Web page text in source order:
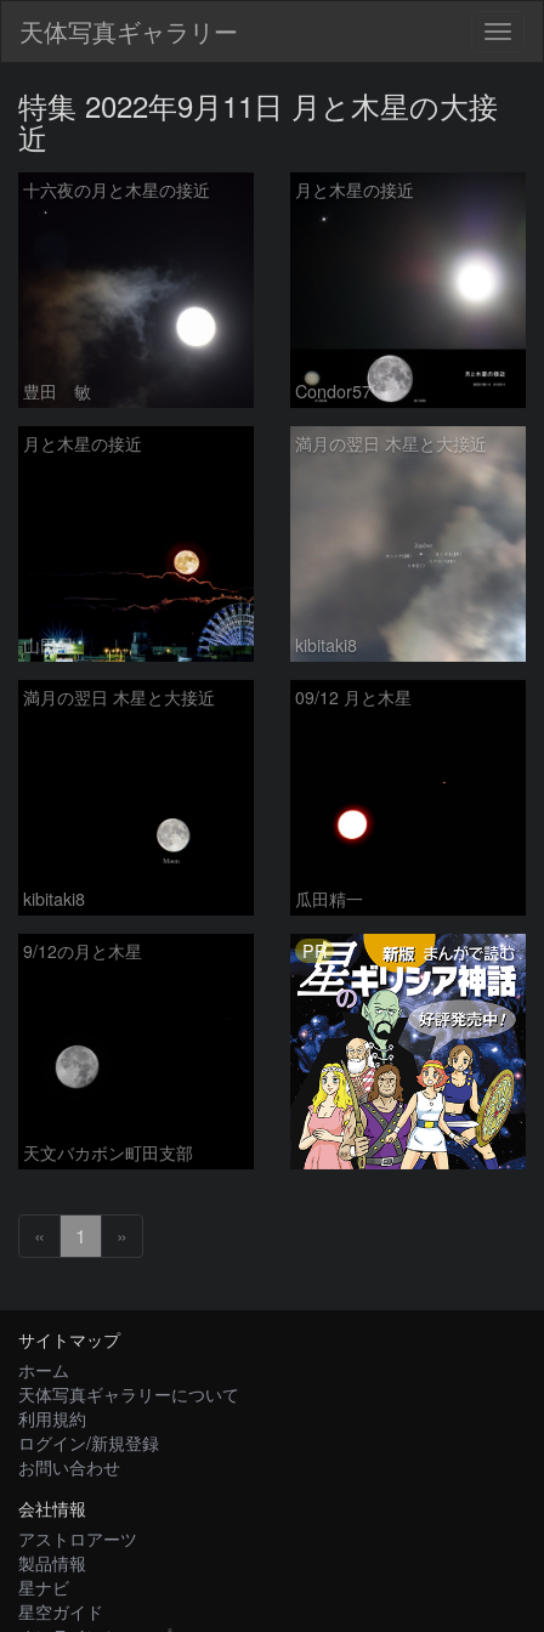
天体写真ギャラリー
特集 2022年9月11日 月と木星の大接
近
十六夜の月と木星の接近
豊田 敏
月と木星の接近
Condor57
月と木星の接近
山田昇
満月の翌日 木星と大接近
kibitaki8
満月の翌日 木星と大接近
kibitaki8
09/12 月と木星
瓜田精一
9/12の月と木星
天文バカボン町田支部
PR
« 1 »
サイトマップ
ホーム
天体写真ギャラリーについて
利用規約
ログイン/新規登録
お問い合わせ
会社情報
アストロアーツ
製品情報
星ナビ
星空ガイド